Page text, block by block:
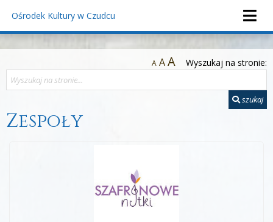
Ośrodek Kultury w Czudcu
A AA Wyszukaj na stronie:
szukaj
Zespoły